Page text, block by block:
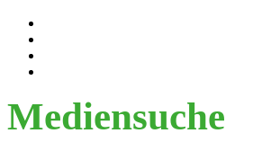
Mediensuche